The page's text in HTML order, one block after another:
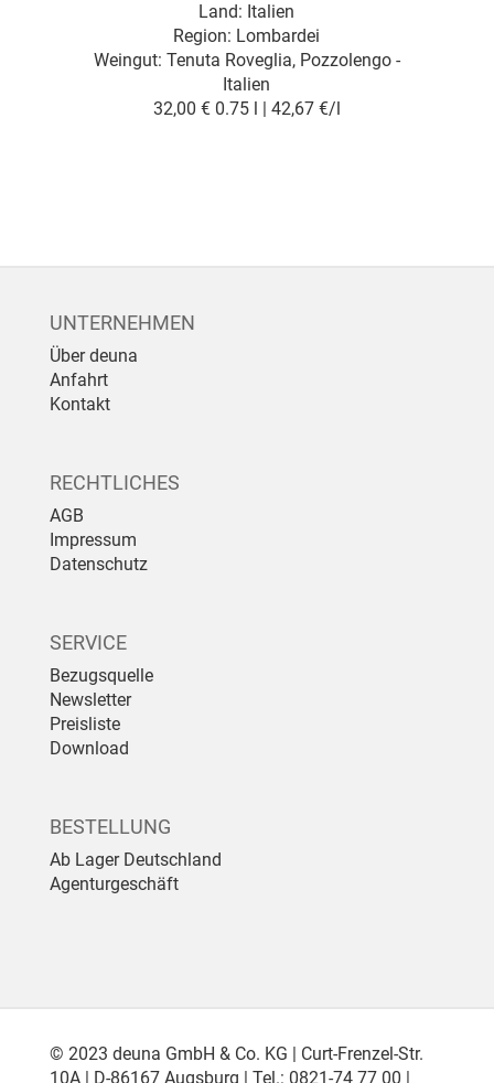
Land: Italien
Region: Lombardei
Weingut: Tenuta Roveglia, Pozzolengo -
Italien
32,00 € 0.75 l | 42,67 €/l
UNTERNEHMEN
Über deuna
Anfahrt
Kontakt
RECHTLICHES
AGB
Impressum
Datenschutz
SERVICE
Bezugsquelle
Newsletter
Preisliste
Download
BESTELLUNG
Ab Lager Deutschland
Agenturgeschäft
© 2023 deuna GmbH & Co. KG | Curt-Frenzel-Str.
10A | D-86167 Augsburg | Tel.: 0821-74 77 00 |